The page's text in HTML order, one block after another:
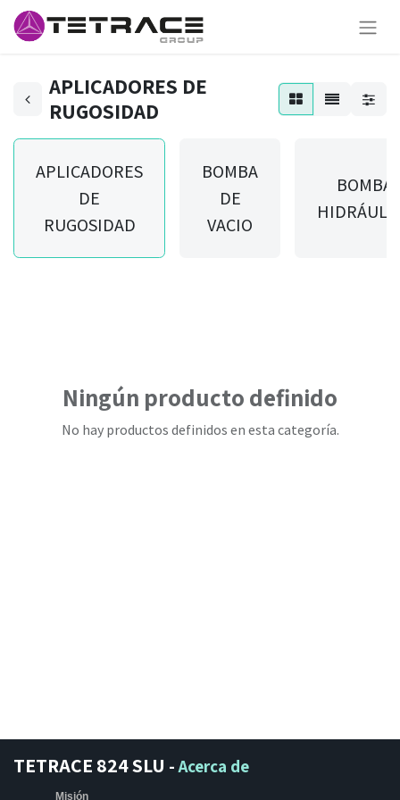
APLICADORES DE
RUGOSIDAD
APLICADORES
DE
RUGOSIDAD
BOMBA
DE
VACIO
BOMBA
Ningún producto definido
No hay productos definidos en esta categoría.
TETRACE 824 SLU -Acerca de
Misión